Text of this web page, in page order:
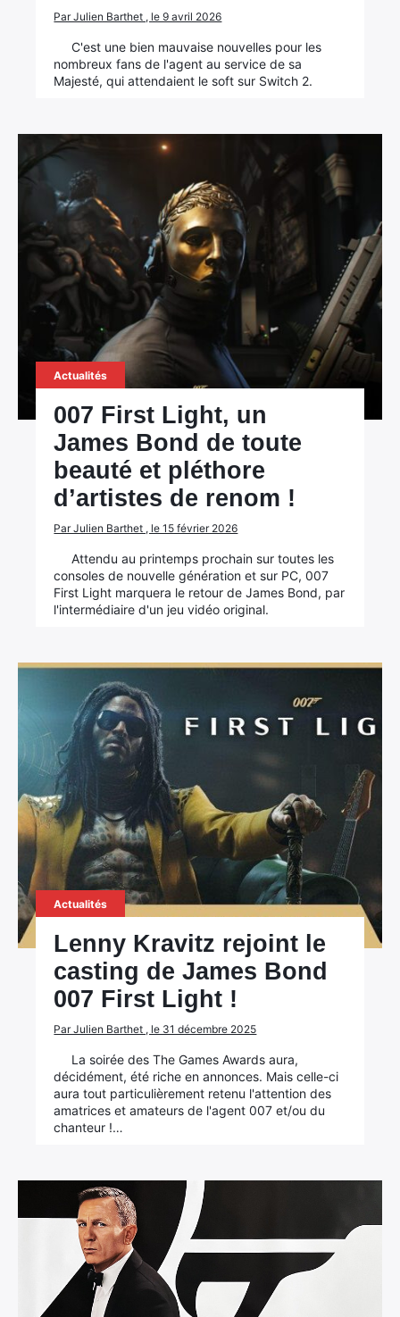
Par Julien Barthet , le 9 avril 2026
C'est une bien mauvaise nouvelles pour les
nombreux fans de l'agent au service de sa
Majesté, qui attendaient le soft sur Switch 2.
Actualités
007 First Light, un
James Bond de toute
beauté et pléthore
d’artistes de renom !
Par Julien Barthet , le 15 février 2026
Attendu au printemps prochain sur toutes les
consoles de nouvelle génération et sur PC, 007
First Light marquera le retour de James Bond, par
l'intermédiaire d'un jeu vidéo original.
Actualités
Lenny Kravitz rejoint le
casting de James Bond
007 First Light !
Par Julien Barthet , le 31 décembre 2025
La soirée des The Games Awards aura,
décidément, été riche en annonces. Mais celle-ci
aura tout particulièrement retenu l'attention des
amatrices et amateurs de l'agent 007 et/ou du
chanteur !…